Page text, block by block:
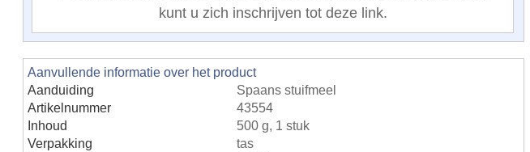
kunt u zich inschrijven tot deze link.
Aanvullende informatie over het product
Aanduiding
Spaans stuifmeel
Artikelnummer
43554
Inhoud
500 g, 1 stuk
Verpakking
tas